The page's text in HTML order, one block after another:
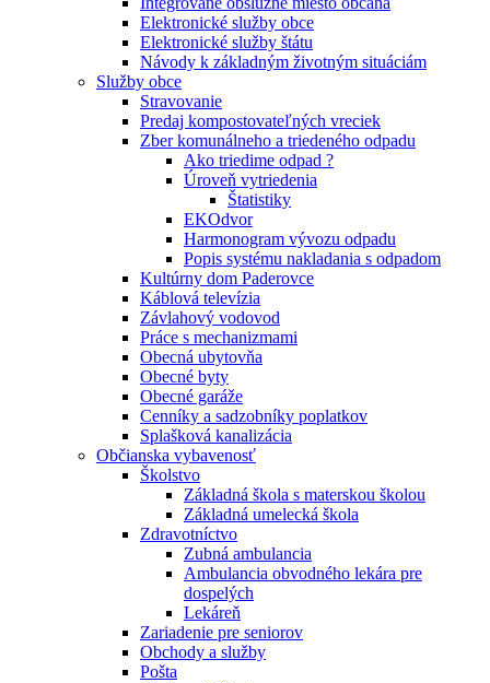
Elektronické služby obce
Elektronické služby štátu
Návody k základným životným situáciám
Služby obce
Stravovanie
Predaj kompostovateľných vreciek
Zber komunálneho a triedeného odpadu
Ako triedime odpad ?
Úroveň vytriedenia
Štatistiky
EKOdvor
Harmonogram vývozu odpadu
Popis systému nakladania s odpadom
Kultúrny dom Paderovce
Káblová televízia
Závlahový vodovod
Práce s mechanizmami
Obecná ubytovňa
Obecné byty
Obecné garáže
Cenníky a sadzobníky poplatkov
Splašková kanalizácia
Občianska vybavenosť
Školstvo
Základná škola s materskou školou
Základná umelecká škola
Zdravotníctvo
Zubná ambulancia
Ambulancia obvodného lekára pre
dospelých
Lekáreň
Zariadenie pre seniorov
Obchody a služby
Pošta